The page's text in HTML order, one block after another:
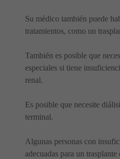
Su médico también puede
tratamientos, como un
También es posible que
especiales si tiene
renal.
Es posible que necesite
terminal.
Algunas personas con
adecuadas para un